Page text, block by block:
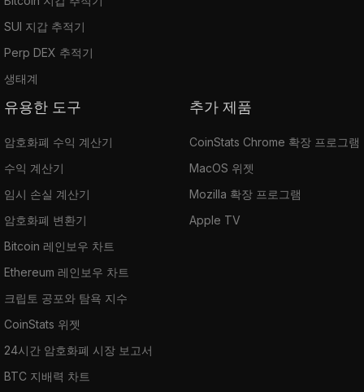
SUI 지갑 추적기
Perp DEX 추적기
생태계
유용한 도구
암호화폐 수익 계산기
수익 계산기
임시 손실 계산기
암호화폐 변환기
Bitcoin 레인보우 차트
Ethereum 레인보우 차트
크립토 공포와 탐욕 지수
CoinStats 위젯
24시간 암호화폐 시장 보고서
BTC 지배력 차트
추가 제품
CoinStats Chrome 확장 프로그램
MacOS 위젯
Mozilla 확장 프로그램
Apple TV